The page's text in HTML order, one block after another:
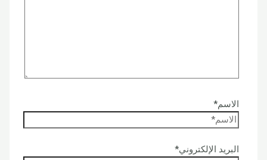
الاسم*
البريد الإلكتروني*